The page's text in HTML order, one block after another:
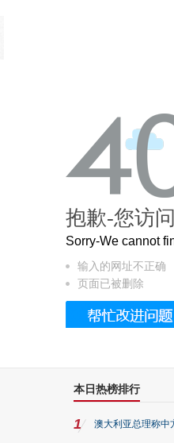
入佛家七宝的它到底有多美？
抱歉-您访
Sorry-We cannot
输入的网址不正确
页面已被删除
本日热榜排行
1 澳大利亚总理称中